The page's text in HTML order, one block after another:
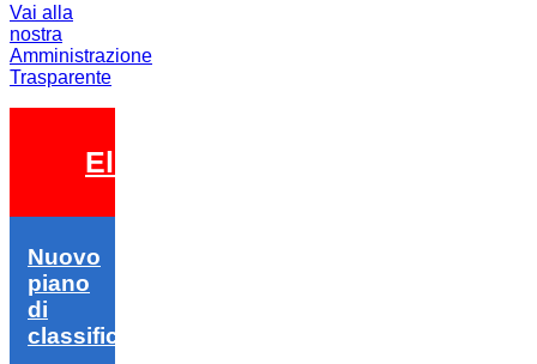
Vai alla
nostra
Amministrazione
Trasparente
Elezioni 2026
Nuovo
piano
di
classifica